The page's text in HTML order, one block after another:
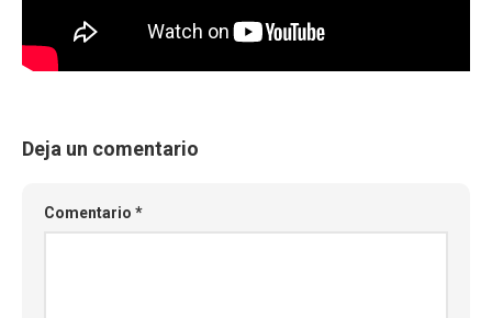
Deja un comentario
Comentario *